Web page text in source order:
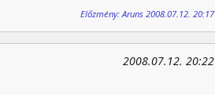
Előzmény: Aruns 2008.07.12. 20:17
2008.07.12. 20:22